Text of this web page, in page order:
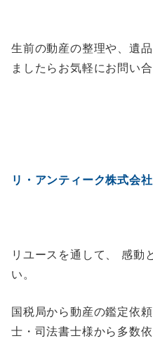
生前の動産の整理や、遺
ましたらお気軽にお問い合
リ・アンティーク株式会社
リユースを通して、 感動
い。
国税局から動産の鑑定依
士・司法書士様から多数依